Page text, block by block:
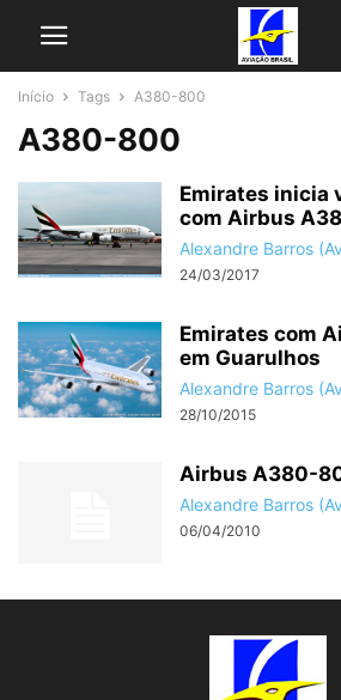
Início Tags A380-800
A380-800
Emirates inicia
com Airbus
Alexandre Barros
24/03/2017
Emirates com
em Guarulhos
Alexandre Barros
28/10/2015
Airbus A380-
Alexandre Barros
06/04/2010